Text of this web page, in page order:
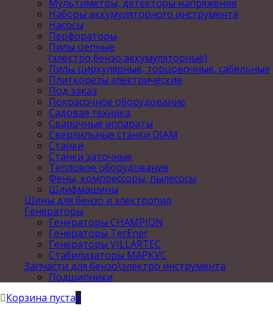
Мультиметры, детекторы напряжения
Наборы аккумуляторного инструмента
Насосы
Перфораторы
Пилы цепные
(электро,бензо,аккумуляторные)
Пилы циркулярные, торцовочные, сабельные
Плиткорезы электрические
Под заказ
Покрасочное оборудование
Садовая техника
Сварочные аппараты
Сверлильные станки DIAM
Станки
Станки заточные
Тепловое оборудование
Фены, компрессоры, пылесосы
Шлифмашины
Шины для бензо и электропил
Генераторы
Генераторы CHAMPION
Генераторы TecEner
Генераторы VILLARTEC
Стабилизаторы МАРКУС
Запчасти для бензо\электро инструмента
Подшипники
Корзина пуста0